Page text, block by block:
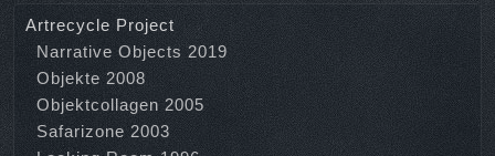
Artrecycle Project
Narrative Objects 2019
Objekte 2008
Objektcollagen 2005
Safarizone 2003